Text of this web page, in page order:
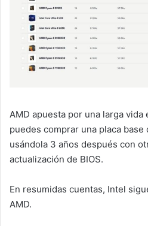
AMD apuesta por una larga
puedes comprar una placa
usándola 3 años después con
actualización de BIOS.
En resumidas cuentas, Intel
AMD.